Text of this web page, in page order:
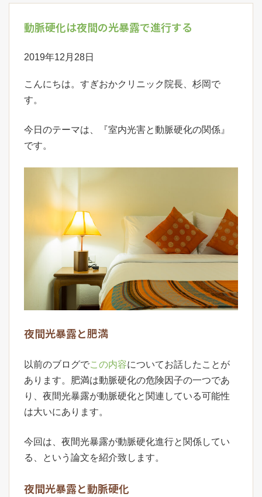
動脈硬化は夜間の光暴露で進行する
2019年12月28日
こんにちは。すぎおかクリニック院長、杉岡で
す。
今日のテーマは、『室内光害と動脈硬化の関係』
です。
夜間光暴露と肥満
以前のブログでこの内容についてお話したことが
あります。肥満は動脈硬化の危険因子の一つであ
り、夜間光暴露が動脈硬化と関連している可能性
は大いにあります。
今回は、夜間光暴露が動脈硬化進行と関係してい
る、という論文を紹介致します。
夜間光暴露と動脈硬化